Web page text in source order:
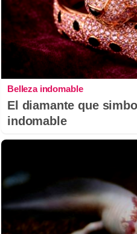
Belleza indomable
El diamante que
indomable